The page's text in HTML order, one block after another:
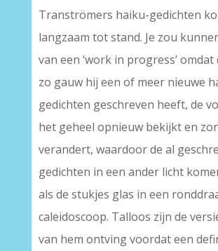
Tranströmers haiku-gedichten
langzaam tot stand. Je zou
van een ‘work in progress’ omdat
zo gauw hij een of meer nieuwe
gedichten geschreven heeft, de
het geheel opnieuw bekijkt en
verandert, waardoor de al
gedichten in een ander licht
als de stukjes glas in een
caleidoscoop. Talloos zijn de
van hem ontving voordat een